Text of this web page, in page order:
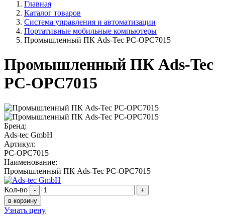
Главная
Каталог товаров
Система управления и автоматизации
Портативные мобильные компьютеры
Промышленный ПК Ads-Tec PC-OPC7015
Промышленный ПК Ads-Tec
PC-OPC7015
Бренд:
Ads-tec GmbH
Артикул:
PC-OPC7015
Наименование:
Промышленный ПК Ads-Tec PC-OPC7015
Кол-во -
+
в корзину
Узнать цену